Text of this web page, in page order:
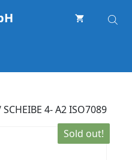
SCHEIBE 4- A2 ISO7089
Sold out!